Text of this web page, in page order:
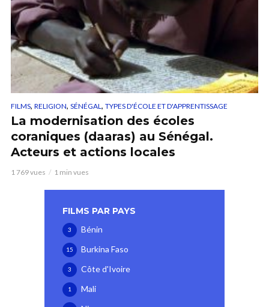
FILMS, RELIGION, SÉNÉGAL, TYPES D'ÉCOLE ET D'APPRENTISSAGE
La modernisation des écoles
coraniques (daaras) au Sénégal.
Acteurs et actions locales
1 769 vues 1 min vues
FILMS PAR PAYS
Bénin
3
Burkina Faso
15
Côte d'Ivoire
3
Mali
1